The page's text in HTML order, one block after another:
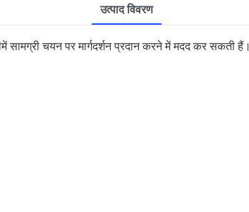
उत्पाद विवरण
चयन पर मार्गदर्शन प्रदान करने में मदद कर सकती हैं।